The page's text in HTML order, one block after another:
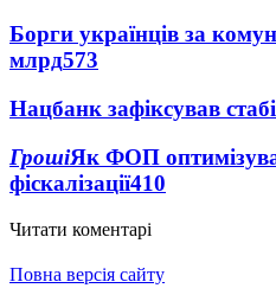
Борги українців за
млрд573
Нацбанк зафіксував
ГрошіЯк ФОП
фіскалізації410
Читати коментарі
Повна версія сайту